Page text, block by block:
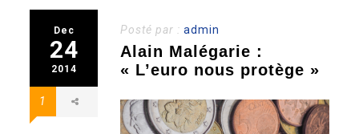
Dec
24
2014
1
Posté par :admin
Alain Malégarie :
« L’euro nous protège »